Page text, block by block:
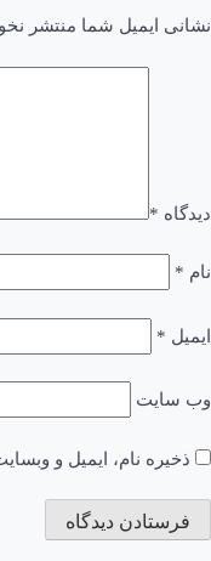
نشانی ایمیل شما منتشر
دیدگاه *
نام *
ایمیل *
وب‌ سایت
ذخیره نام، ایمیل و